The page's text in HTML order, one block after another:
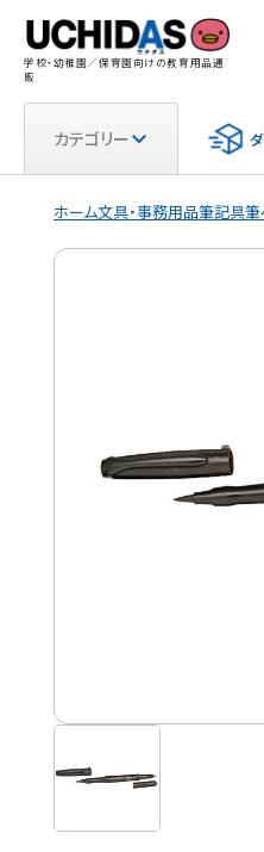
学校・幼稚園／保育園向けの教育用品通
販
カテゴリー
ホーム文具・事務用品筆記具筆